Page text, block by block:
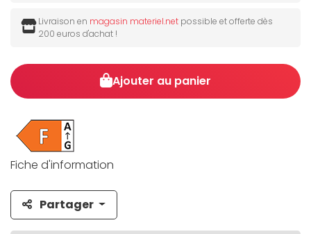
Livraison en magasin materiel.net possible et offerte dès
200 euros d'achat !
Ajouter au panier
Fiche d'information
Partager